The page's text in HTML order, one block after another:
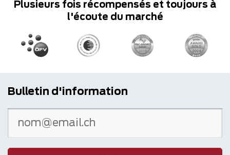
Plusieurs fois récompensés et toujours à
l'écoute du marché
Bulletin d'information